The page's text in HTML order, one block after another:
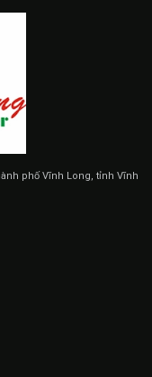
phố Vĩnh Long, tỉnh Vĩnh